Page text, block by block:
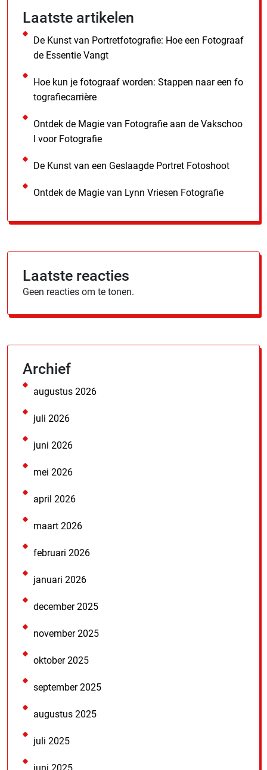
Laatste artikelen
De Kunst van Portretfotografie: Hoe een Fotograaf
de Essentie Vangt
Hoe kun je fotograaf worden: Stappen naar een fo
tografiecarrière
Ontdek de Magie van Fotografie aan de Vakschoo
l voor Fotografie
De Kunst van een Geslaagde Portret Fotoshoot
Ontdek de Magie van Lynn Vriesen Fotografie
Laatste reacties
Geen reacties om te tonen.
Archief
augustus 2026
juli 2026
juni 2026
mei 2026
april 2026
maart 2026
februari 2026
januari 2026
december 2025
november 2025
oktober 2025
september 2025
augustus 2025
juli 2025